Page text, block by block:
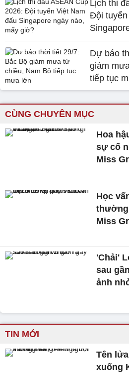
Lịch thi
Đội tuyển
Dự báo
giảm
tiếp tục
CÙNG CHUYÊN MỤC
Hoa
sự cố
Miss
Học
thường
Miss
'Chải'
sau
ảnh
TIN MỚI
Tên
xuống